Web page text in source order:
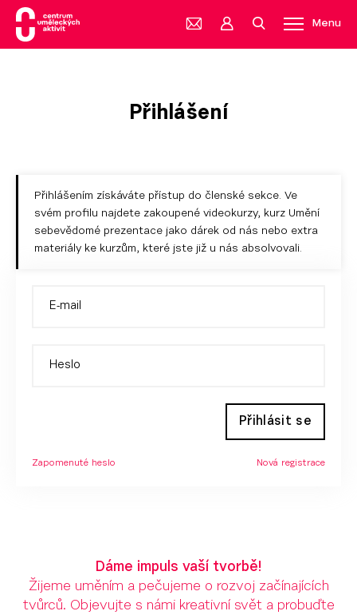
Menu
Přihlášení
Přihlášením získáváte přístup do členské sekce. Ve
svém profilu najdete zakoupené videokurzy, kurz Umění
sebevědomé prezentace jako dárek od nás nebo extra
materiály ke kurzům, které jste již u nás absolvovali.
Přihlásit se
Zapomenuté heslo Nová registrace
Dáme impuls vaší tvorbě!
Žijeme uměním a pečujeme o rozvoj začínajících
tvůrců. Objevujte s námi kreativní svět a probuďte